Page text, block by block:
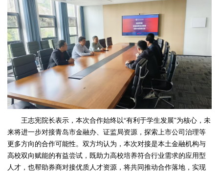
王志宪院长表示，本次合作始终以“有利于学生发展”为核心，未
来将进一步对接青岛市金融办、证监局资源，探索上市公司治理等
更多方向的合作可能性。双方均认为，本次对接是本土金融机构与
高校双向赋能的有益尝试，既助力高校培养符合行业需求的应用型
人才，也帮助券商对接优质人才资源，将共同推动合作落地，实现